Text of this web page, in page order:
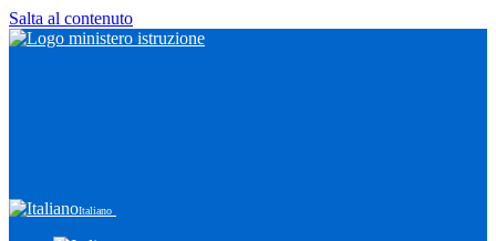
Salta al contenuto
Italiano